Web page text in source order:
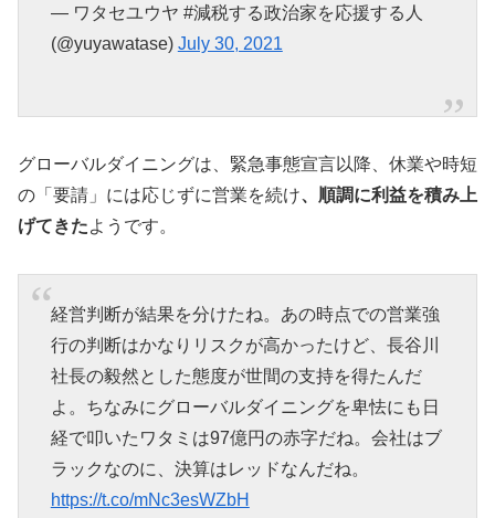
— ワタセユウヤ #減税する政治家を応援する人
(@yuyawatase) July 30, 2021
グローバルダイニングは、緊急事態宣言以降、休業や時短
の「要請」には応じずに営業を続け、順調に利益を積み上
げてきたようです。
経営判断が結果を分けたね。あの時点での営業強
行の判断はかなりリスクが高かったけど、長谷川
社長の毅然とした態度が世間の支持を得たんだ
よ。ちなみにグローバルダイニングを卑怯にも日
経で叩いたワタミは97億円の赤字だね。会社はブ
ラックなのに、決算はレッドなんだね。
https://t.co/mNc3esWZbH